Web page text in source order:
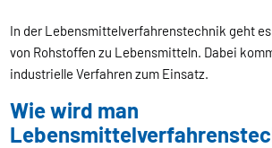
In der Lebensmittelverfahrenstechnik geht
von Rohstoffen zu Lebensmitteln. Dabei
industrielle Verfahren zum Einsatz.
Wie wird man